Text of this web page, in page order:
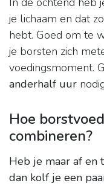
je lichaam en dat
hebt. Goed om te
je borsten zich
voedingsmoment.
anderhalf uur
Hoe
combineren?
Heb je maar af en
dan kolf je een